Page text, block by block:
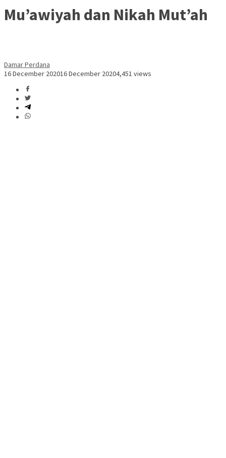
Mu’awiyah dan Nikah Mut’ah
Damar Perdana
16 December 202016 December 20204,451 views